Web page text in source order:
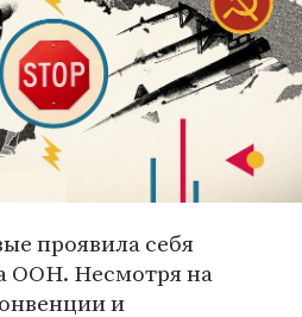
проявила себя
ООН. Несмотря на
и